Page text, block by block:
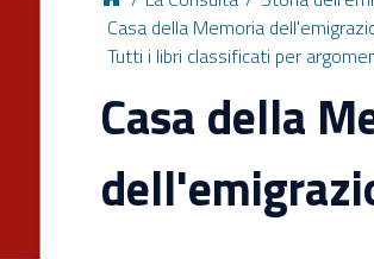
Newsletter
Casa della Memoria
Tutti i libri classificati per
Casa della